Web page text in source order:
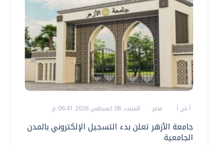
أ ش أ مصر السبت، 08 اغسطس 2026 06:41 م
جامعة الأزهر تعلن بدء التسجيل الإلكتروني بالمدن
الجامعية